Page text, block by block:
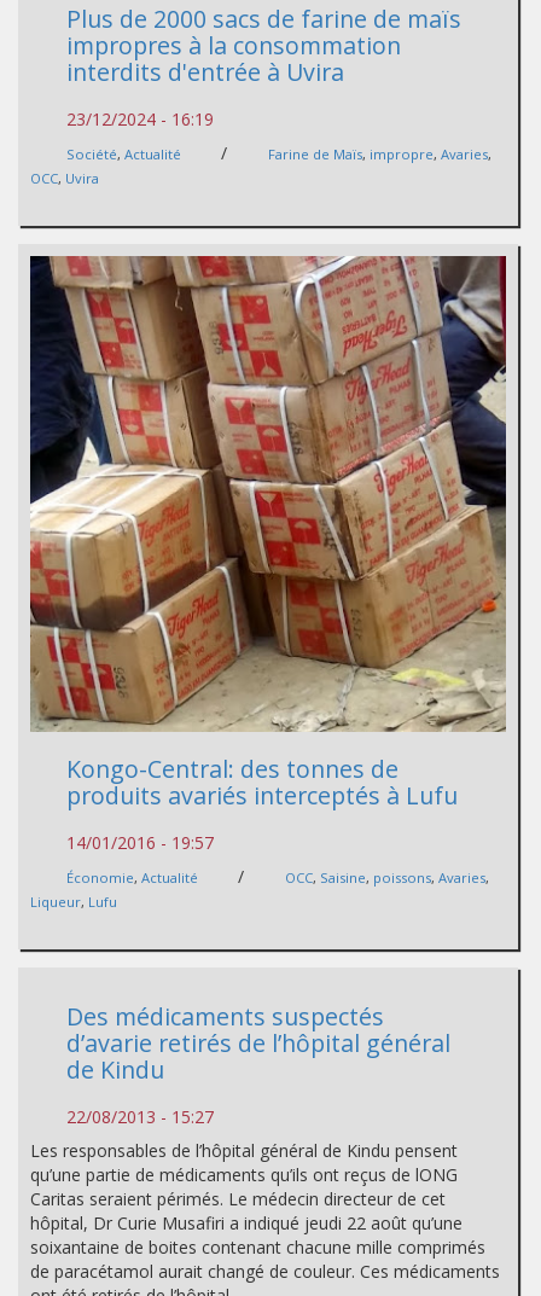
Plus de 2000 sacs de farine de maïs
impropres à la consommation
interdits d'entrée à Uvira
23/12/2024 - 16:19
Société, Actualité / Farine de Maïs, impropre, Avaries,
OCC, Uvira
Kongo-Central: des tonnes de
produits avariés interceptés à Lufu
14/01/2016 - 19:57
Économie, Actualité / OCC, Saisine, poissons, Avaries,
Liqueur, Lufu
Des médicaments suspectés
d’avarie retirés de l’hôpital général
de Kindu
22/08/2013 - 15:27
Les responsables de l’hôpital général de Kindu pensent
qu’une partie de médicaments qu’ils ont reçus de lONG
Caritas seraient périmés. Le médecin directeur de cet
hôpital, Dr Curie Musafiri a indiqué jeudi 22 août qu’une
soixantaine de boites contenant chacune mille comprimés
de paracétamol aurait changé de couleur. Ces médicaments